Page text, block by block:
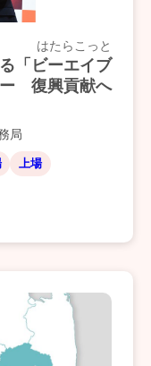
はたらこっと
「ビーエイブ
復興貢献へ
局
上場